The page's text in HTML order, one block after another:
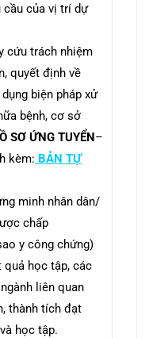
cầu của vị trí dự
cứu trách nhiệm
quyết định về
biện pháp xử
bệnh, cơ sở
SƠ ỨNG TUYỂN–
kèm: BẢN TỰ
minh nhân dân/
chấp
y công chứng)
quả học tập, các
liên quan
thành tích đạt
học tập.